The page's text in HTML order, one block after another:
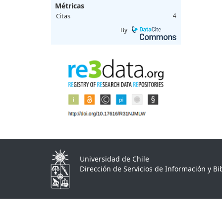
Métricas
Citas 4
By
Universidad de Chile
Dirección de Servicios de Información y